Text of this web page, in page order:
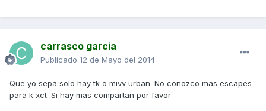
carrasco garcia
Publicado 12 de Mayo del 2014
Que yo sepa solo hay tk o mivv urban. No conozco mas escapes
para k xct. Si hay mas compartan por favor